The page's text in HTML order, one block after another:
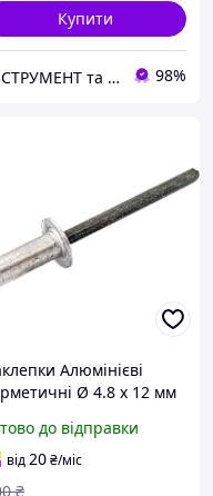
Купити
ІНСТРУМЕНТ та МЕТИЗИ 98%
Алюмінієві
Ø 4.8 х 12 мм
до відправки
від20₴/міс
₴